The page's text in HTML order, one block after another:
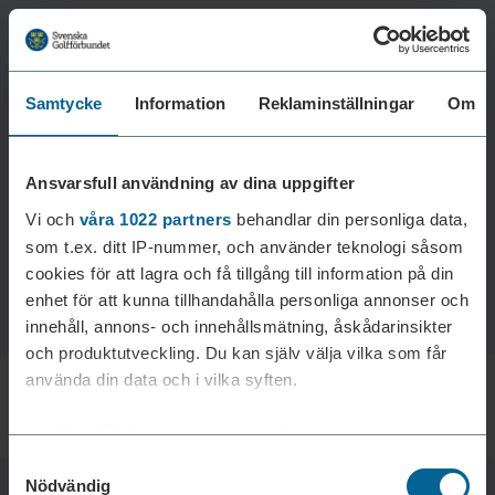
Samtycke Information Reklaminställningar Om
Ansvarsfull användning av dina uppgifter
Vi och våra 1022 partners behandlar din personliga data,
som t.ex. ditt IP-nummer, och använder teknologi såsom
cookies för att lagra och få tillgång till information på din
enhet för att kunna tillhandahålla personliga annonser och
innehåll, annons- och innehållsmätning, åskådarinsikter
och produktutveckling. Du kan själv välja vilka som får
använda din data och i vilka syften.
Med din tillåtelse skulle vi även vilja:
kan ha en noggrannhet på upp till flera meter
Nödvändig
Laddar reklam...